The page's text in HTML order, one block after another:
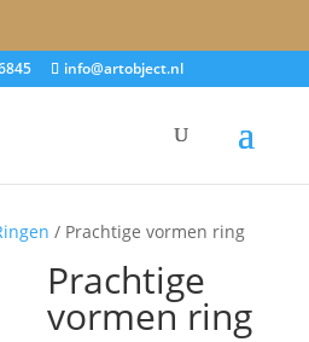
info@artobject.nl
/ Prachtige vormen ring
Prachtige
vormen ring